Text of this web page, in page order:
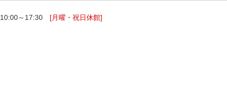
～17:30 [月曜・祝日休館]